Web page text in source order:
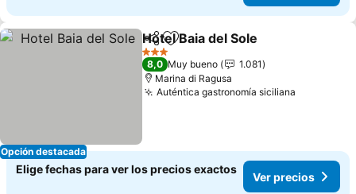
Opción destacada
CompartirAgregar a favoritos
Hotel Baia del Sole
3 Estrellas
8,0 Muy bueno
1.081
Marina di Ragusa
Auténtica gastronomía siciliana
Elige fechas para ver los precios exactos
Ver precios